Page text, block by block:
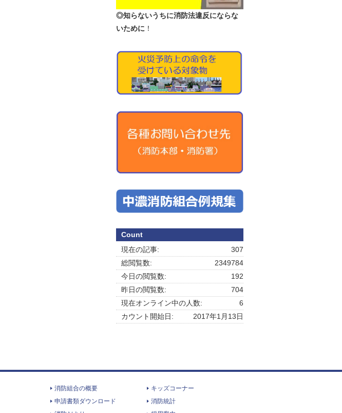
◎知らないうちに消防法違反にならな
いために ！
Count
307
現在の記事:
2349784
総閲覧数:
192
今日の閲覧数:
704
昨日の閲覧数:
6
現在オンライン中の人数:
2017年1月13日
カウント開始日:
消防組合の概要
キッズコーナー
申請書類ダウンロード
消防統計